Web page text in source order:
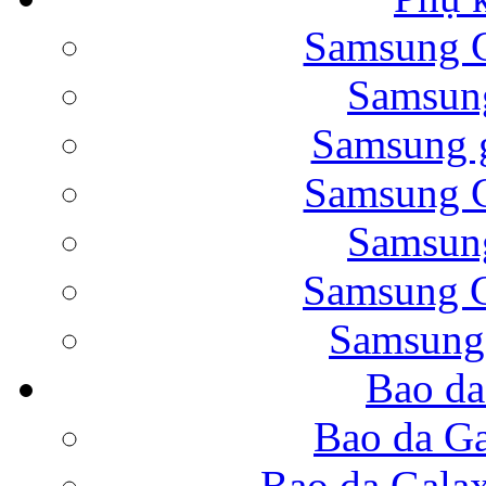
Bao da Samsung
Bao da Galaxy
Nắp lưng Samsung
Samsung
Samsung
Samsung
Bao
Bao da